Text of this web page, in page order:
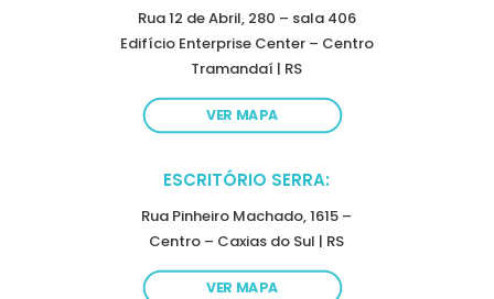
Rua 12 de Abril, 280 – sala 406
Edifício Enterprise Center – Centro
Tramandaí | RS
VER MAPA
ESCRITÓRIO SERRA:
Rua Pinheiro Machado, 1615 –
Centro – Caxias do Sul | RS
VER MAPA